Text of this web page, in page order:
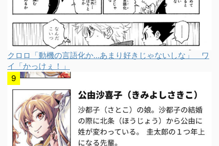
クロロ「動機の言語化か…あまり好きじゃないしな」 ワ
イ「かっけぇ！」